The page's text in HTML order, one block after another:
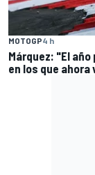
MOTOGP4 h
Márquez: "El
en los que ahora